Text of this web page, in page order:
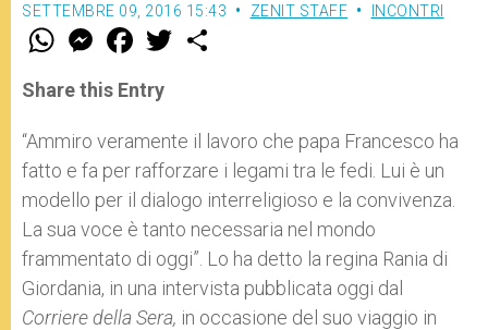
SETTEMBRE 09, 2016 15:43 ZENIT STAFF INCONTRI
W
t
s
p
p
M
e
s
e
g
e
r
F
a
e
b
o
k
w
r
Share this Entry
“Ammiro veramente il lavoro che papa Francesco ha
fatto e fa per rafforzare i legami tra le fedi. Lui è un
modello per il dialogo interreligioso e la convivenza.
La sua voce è tanto necessaria nel mondo
frammentato di oggi”. Lo ha detto la regina Rania di
Giordania, in una intervista pubblicata oggi dal
Corriere della Sera, in occasione del suo viaggio in